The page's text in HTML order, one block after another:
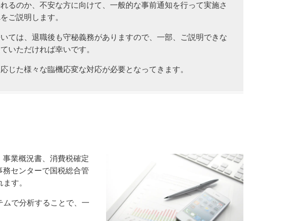
るのか、不安な方に向けて、一般的な事前通知を行って実施さ
ご説明します。
ては、退職後も守秘義務がありますので、一部、ご説明できな
いただければ幸いです。
じた様々な臨機応変な対応が必要となってきます。
業概況書、消費税確定
センターで国税総合管
す。
で分析することで、一